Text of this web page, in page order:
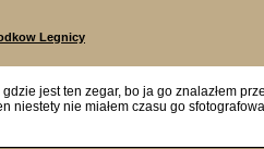
Legnicy
jest ten zegar, bo ja go znalazłem
niestety nie miałem czasu go